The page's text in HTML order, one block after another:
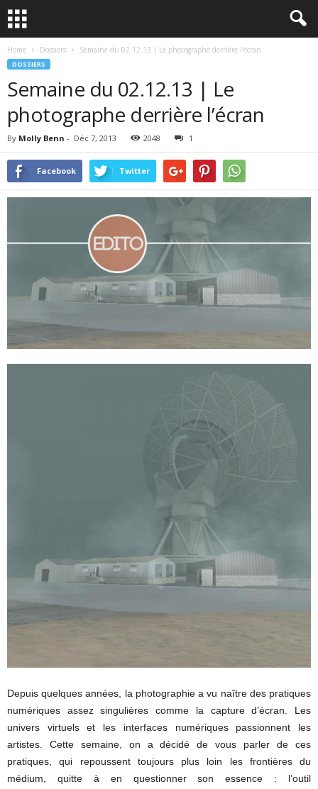
Home Dossiers Semaine du 02.12.13 | Le photographe derrière l’écran
DOSSIERS
Semaine du 02.12.13 | Le
photographe derrière l’écran
By Molly Benn - Déc 7, 2013 2048 1
Facebook Twitter
Depuis quelques années, la photographie a vu naître des pratiques
numériques assez singulières comme la capture d’écran. Les
univers virtuels et les interfaces numériques passionnent les
artistes. Cette semaine, on a décidé de vous parler de ces
pratiques, qui repoussent toujours plus loin les frontières du
médium, quitte à en questionner son essence : l’outil